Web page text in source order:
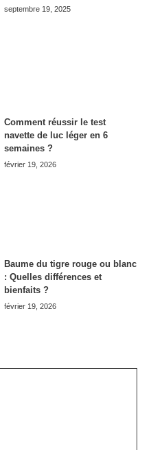
septembre 19, 2025
Comment réussir le test
navette de luc léger en 6
semaines ?
février 19, 2026
Baume du tigre rouge ou blanc
: Quelles différences et
bienfaits ?
février 19, 2026